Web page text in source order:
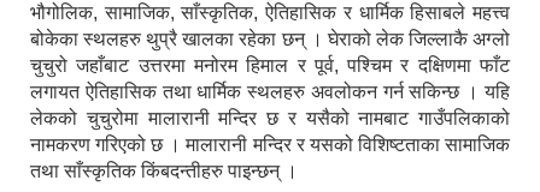
भौगोलिक, सामाजिक, साँस्कृतिक, ऐतिहासिक र धार्मिक हिसाबले महत्त्व
बोकेका स्थलहरु थुप्रै खालका रहेका छन् । घेराको लेक जिल्लाकै अग्लो
चुचुरो जहाँबाट उत्तरमा मनोरम हिमाल र पूर्व, पश्चिम र दक्षिणमा फाँट
लगायत ऐतिहासिक तथा धार्मिक स्थलहरु अवलोकन गर्न सकिन्छ । यहि
लेकको चुचुरोमा मालारानी मन्दिर छ र यसैको नामबाट गाउँपलिकाको
नामकरण गरिएको छ । मालारानी मन्दिर र यसको विशिष्टताका सामाजिक
तथा साँस्कृतिक किंबदन्तीहरु पाइन्छन् ।